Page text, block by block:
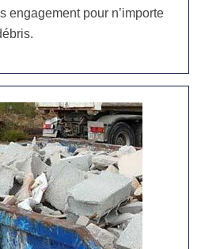
engagement pour n’importe